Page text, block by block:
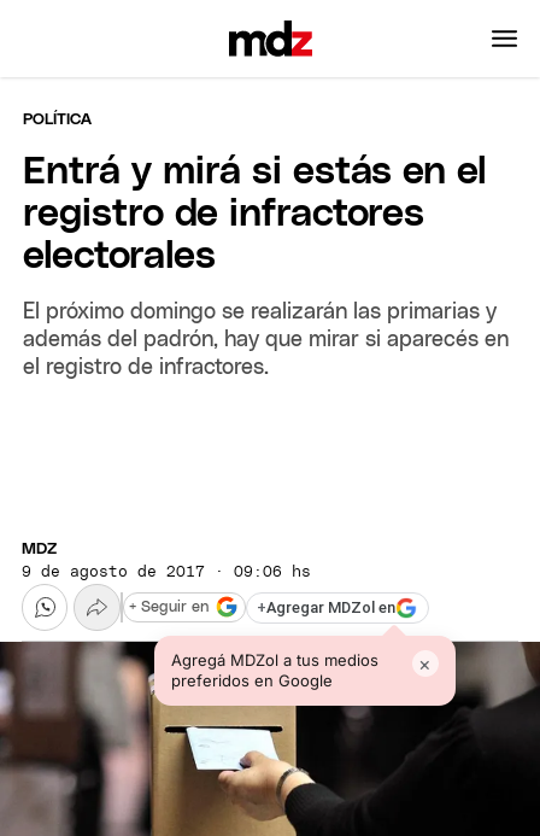
POLÍTICA
Entrá y mirá si estás en el
registro de infractores
electorales
El próximo domingo se realizarán las primarias y
además del padrón, hay que mirar si aparecés en
el registro de infractores.
MDZ
9 de agosto de 2017 · 09:06 hs
+Agregar MDZol en
Agregá MDZol a tus medios
preferidos en Google
×
+ Seguir en